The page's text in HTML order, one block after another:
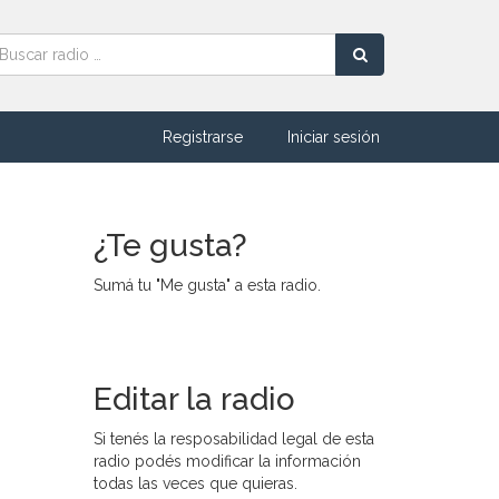
Registrarse Iniciar sesión
¿Te gusta?
Sumá tu "Me gusta" a esta radio.
Editar la radio
Si tenés la resposabilidad legal de esta
radio podés modificar la información
todas las veces que quieras.